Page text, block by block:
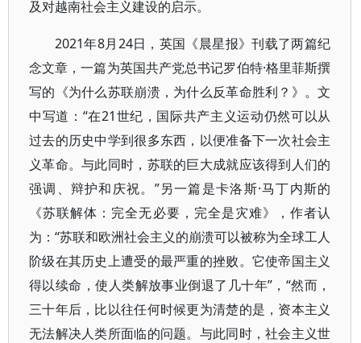
及对越南社会主义建设的启示。
2021年8月24日，英国《晨星报》刊载了两篇纪
念文章，一篇为英国共产党总书记罗伯特·格里菲斯撰
写的《为什么苏联崩溃，为什么反革命胜利？》。文
中写道：“在21世纪，国际共产主义运动仍然可以从
过去的历史中学到很多东西，以便准备下一次社会主
义革命。与此同时，苏联的巨大成就应该得到人们的
强调、辩护和庆祝。”另一篇是卡洛斯·马丁内斯的
《苏联解体：完全无必要，完全是灾难》，作者认
为：“苏联和欧洲社会主义的崩溃可以被称为全球工人
阶级在其历史上遭受的最严重的挫败。它使帝国主义
得以续命，使人类解放事业倒退了几十年”，“然而，
三十年后，比以往任何时候更为清楚的是，资本主义
无法解决人类所面临的问题。与此同时，社会主义世